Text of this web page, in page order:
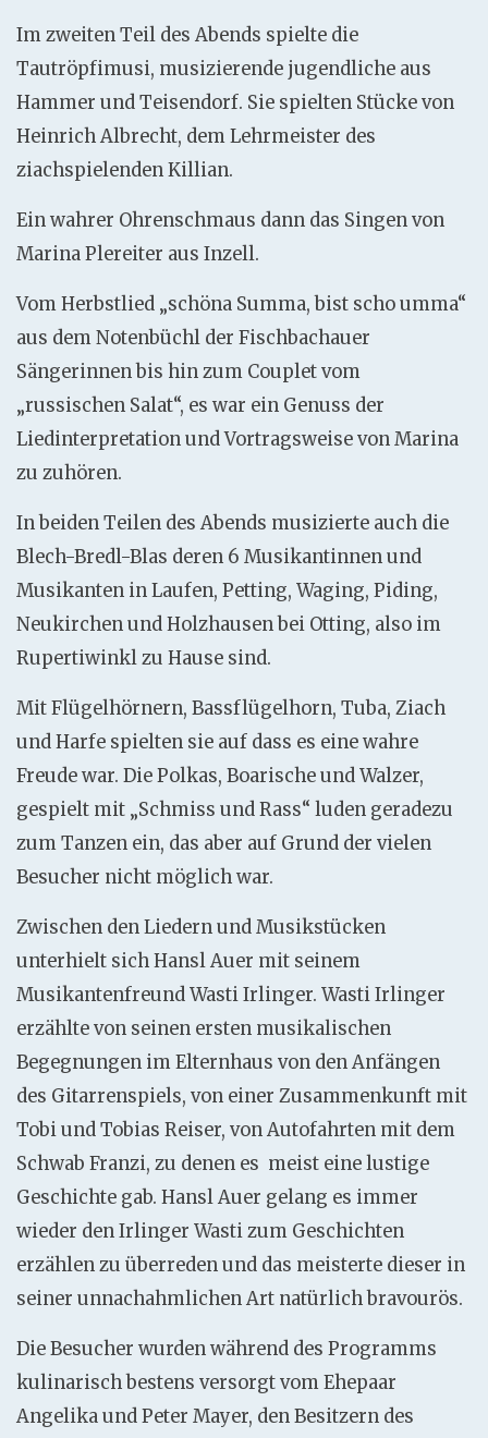
Im zweiten Teil des Abends spielte die
Tautröpfimusi, musizierende jugendliche aus
Hammer und Teisendorf. Sie spielten Stücke von
Heinrich Albrecht, dem Lehrmeister des
ziachspielenden Killian.
Ein wahrer Ohrenschmaus dann das Singen von
Marina Plereiter aus Inzell.
Vom Herbstlied „schöna Summa, bist scho umma“
aus dem Notenbüchl der Fischbachauer
Sängerinnen bis hin zum Couplet vom
„russischen Salat“, es war ein Genuss der
Liedinterpretation und Vortragsweise von Marina
zu zuhören.
In beiden Teilen des Abends musizierte auch die
Blech-Bredl-Blas deren 6 Musikantinnen und
Musikanten in Laufen, Petting, Waging, Piding,
Neukirchen und Holzhausen bei Otting, also im
Rupertiwinkl zu Hause sind.
Mit Flügelhörnern, Bassflügelhorn, Tuba, Ziach
und Harfe spielten sie auf dass es eine wahre
Freude war. Die Polkas, Boarische und Walzer,
gespielt mit „Schmiss und Rass“ luden geradezu
zum Tanzen ein, das aber auf Grund der vielen
Besucher nicht möglich war.
Zwischen den Liedern und Musikstücken
unterhielt sich Hansl Auer mit seinem
Musikantenfreund Wasti Irlinger. Wasti Irlinger
erzählte von seinen ersten musikalischen
Begegnungen im Elternhaus von den Anfängen
des Gitarrenspiels, von einer Zusammenkunft mit
Tobi und Tobias Reiser, von Autofahrten mit dem
Schwab Franzi, zu denen es meist eine lustige
Geschichte gab. Hansl Auer gelang es immer
wieder den Irlinger Wasti zum Geschichten
erzählen zu überreden und das meisterte dieser in
seiner unnachahmlichen Art natürlich bravourös.
Die Besucher wurden während des Programms
kulinarisch bestens versorgt vom Ehepaar
Angelika und Peter Mayer, den Besitzern des